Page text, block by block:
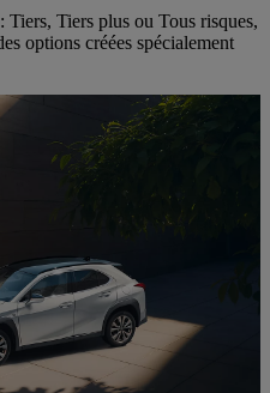
Tiers plus ou Tous risques,
options créées spécialement